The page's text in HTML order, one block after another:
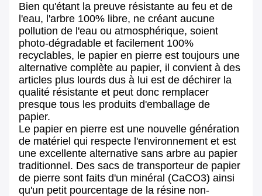
Bien qu'étant la preuve résistante au feu et de
l'eau, l'arbre 100% libre, ne créant aucune
pollution de l'eau ou atmosphérique, soient
photo-dégradable et facilement 100%
recyclables, le papier en pierre est toujours une
alternative complète au papier, il convient à des
articles plus lourds dus à lui est de déchirer la
qualité résistante et peut donc remplacer
presque tous les produits d'emballage de
papier.
Le papier en pierre est une nouvelle génération
de matériel qui respecte l'environnement et est
une excellente alternative sans arbre au papier
traditionnel. Des sacs de transporteur de papier
de pierre sont faits d'un minéral (CaCO3) ainsi
qu'un petit pourcentage de la résine non-